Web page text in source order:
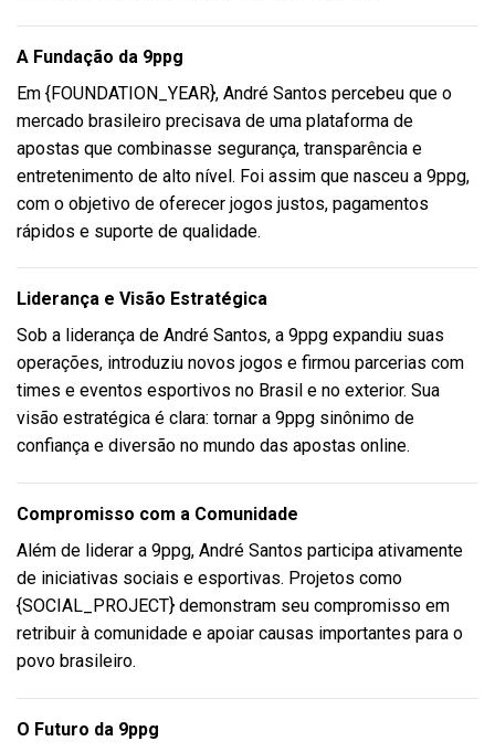
A Fundação da 9ppg
Em {FOUNDATION_YEAR}, André Santos percebeu que o
mercado brasileiro precisava de uma plataforma de
apostas que combinasse segurança, transparência e
entretenimento de alto nível. Foi assim que nasceu a 9ppg,
com o objetivo de oferecer jogos justos, pagamentos
rápidos e suporte de qualidade.
Liderança e Visão Estratégica
Sob a liderança de André Santos, a 9ppg expandiu suas
operações, introduziu novos jogos e firmou parcerias com
times e eventos esportivos no Brasil e no exterior. Sua
visão estratégica é clara: tornar a 9ppg sinônimo de
confiança e diversão no mundo das apostas online.
Compromisso com a Comunidade
Além de liderar a 9ppg, André Santos participa ativamente
de iniciativas sociais e esportivas. Projetos como
{SOCIAL_PROJECT} demonstram seu compromisso em
retribuir à comunidade e apoiar causas importantes para o
povo brasileiro.
O Futuro da 9ppg